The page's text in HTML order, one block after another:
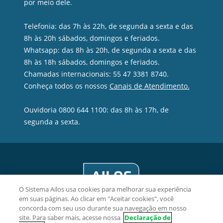
por meio dele.
Telefonia: das 7h às 22h, de segunda a sexta e das
8h às 20h sábados, domingos e feriados.
Whatsapp: das 8h às 20h, de segunda a sexta e das
8h às 18h sábados, domingos e feriados.
Chamadas internacionais: 55 47 3381 8740.
Conheça todos os nossos Canais de Atendimento.
Ouvidoria 0800 644 1100: das 8h às 17h, de
segunda a sexta.
O Sistema Ailos usa cookies para melhorar sua experiência
em suas páginas. Ao clicar em "Aceitar cookies", você
concorda com seu uso durante sua navegação em nosso
site. Para saber mais, acesse nossa Declaração de